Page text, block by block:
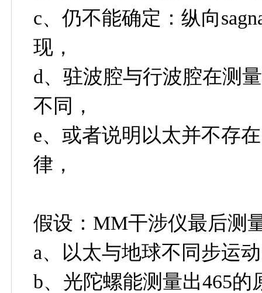
c、仍不能确定：纵向
现，
d、驻波腔与行波腔在测
不同，
e、或者说明以太并不存
律，
假设：MM干涉仪最后测
a、以太与地球不同步运
b、光陀螺能测量出465